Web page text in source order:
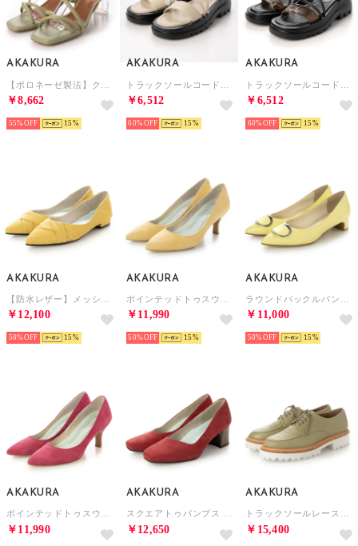
AKAKURA
￥8,662
55% 15
AKAKURA
￥6,512
60% 15
AKAKURA
￥6,512
60% 15
AKAKURA
￥12,100
50% 15
AKAKURA
￥11,990
50% 15
AKAKURA
￥11,000
50% 15
AKAKURA
ポインテッドトゥスウェードパンプス （PK/S）
￥11,990
AKAKURA
スクエアトゥパンプス （RD/S）
￥12,650
AKAKURA
トラックソールレースアップシューズ （GR）
￥15,400